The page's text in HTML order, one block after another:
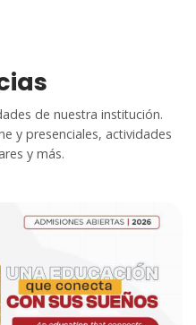
de nuestra institución.
y presenciales, actividades
y más.